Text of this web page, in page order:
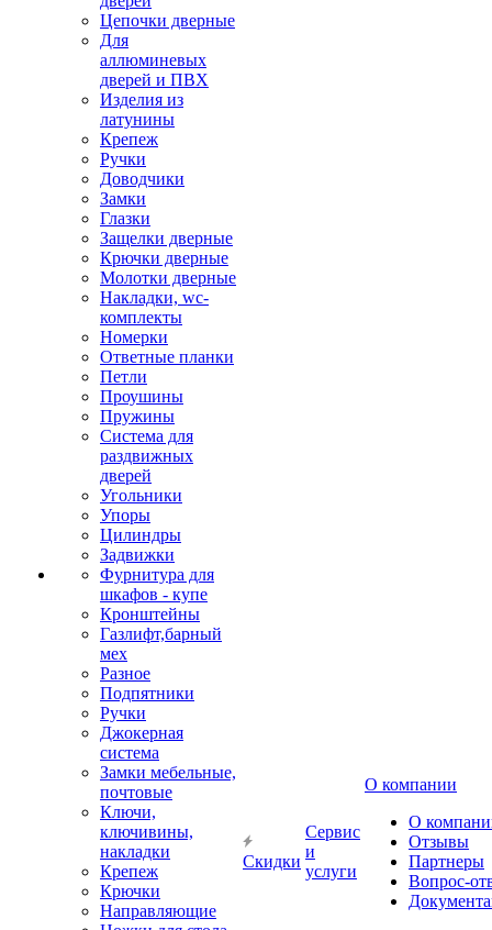
Цепочки дверные
Для
аллюминевых
дверей и ПВХ
Изделия из
латунины
Крепеж
Ручки
Доводчики
Замки
Глазки
Защелки дверные
Крючки дверные
Молотки дверные
Накладки, wc-
комплекты
Номерки
Ответные планки
Петли
Проушины
Пружины
Система для
раздвижных
дверей
Угольники
Упоры
Цилиндры
Задвижки
Фурнитура для
шкафов - купе
Кронштейны
Газлифт,барный
мех
Разное
Подпятники
Ручки
Джокерная
система
Замки мебельные,
почтовые
Ключи,
ключивины,
накладки
Крепеж
Крючки
Направляющие
Скидки
Сервис
и
услуги
О компании
О
Отзывы
Партнеры
Вопрос-